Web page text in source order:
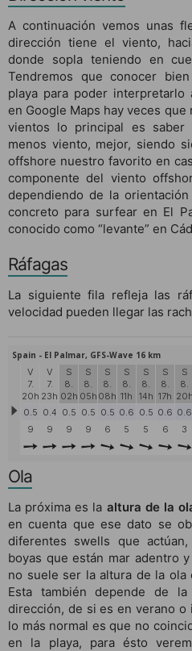
A continuación vemos unas
dirección tiene el viento,
donde sopla teniendo en
Tendremos que conocer
playa para poder interpretarlo
en Google Maps hay veces
vientos lo principal es
menos viento, mejor, siendo
offshore nuestro favorito en
componente del viento
dependiendo de la
concreto para surfear en El
conocido como “levante” en
Ráfagas
La siguiente fila refleja las
velocidad pueden llegar las
Ola
La próxima es la altura de la
en cuenta que ese dato se
diferentes swells que
boyas que están mar adentro
no suele ser la altura de la ola
Esta también depende de
dirección, de si es en verano
lo más normal es que no
en la playa, para ésto